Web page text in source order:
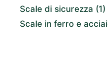
Scale di sicurezza (1)
Scale in ferro e